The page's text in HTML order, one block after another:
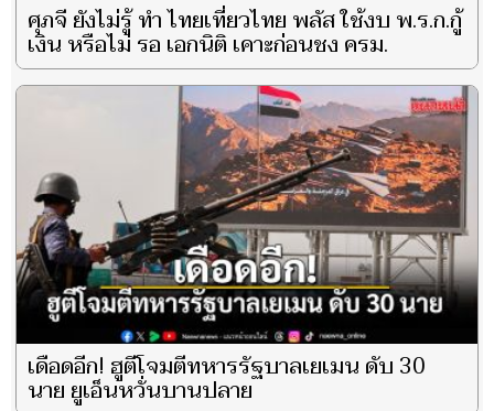
ศุภจี ยังไม่รู้ ทำ ไทยเที่ยวไทย พลัส ใช้งบ พ.ร.ก.กู้
เงิน หรือไม่ รอ เอกนิติ เคาะก่อนชง ครม.
เดือดอีก! ฮูตีโจมตีทหารรัฐบาลเยเมน ดับ 30
นาย ยูเอ็นหวั่นบานปลาย